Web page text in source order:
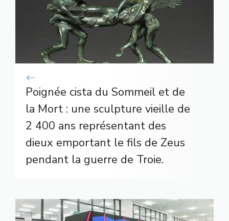
Poignée cista du Sommeil et de
la Mort : une sculpture vieille de
2 400 ans représentant des
dieux emportant le fils de Zeus
pendant la guerre de Troie.